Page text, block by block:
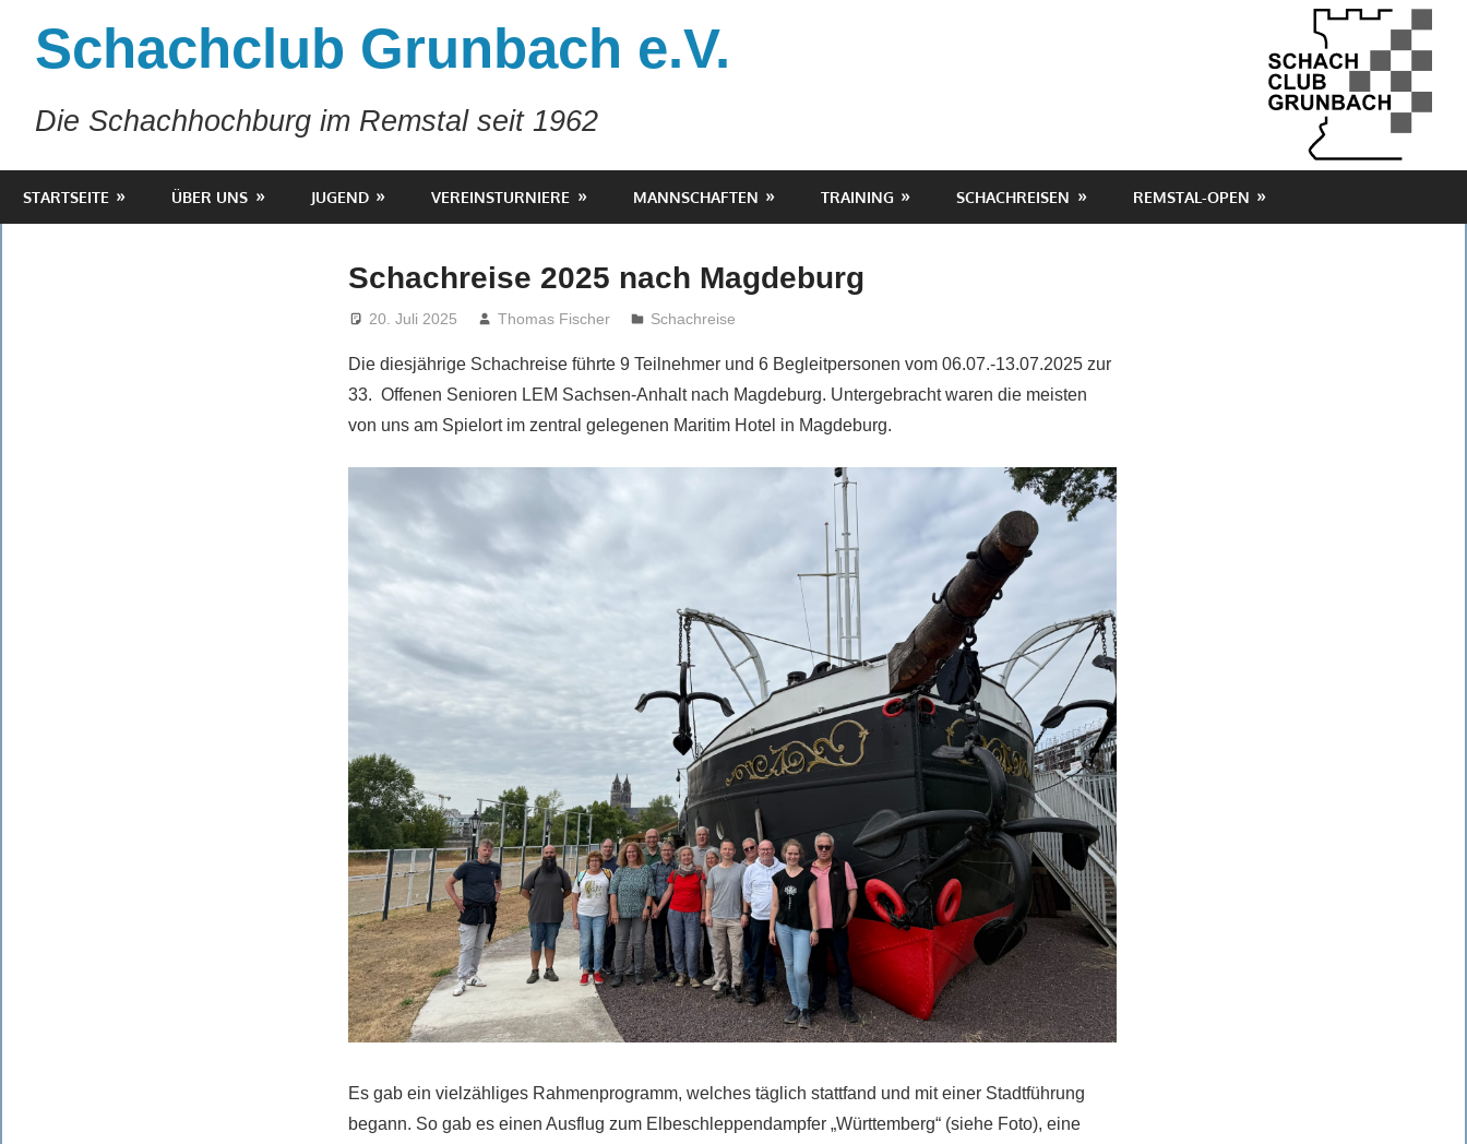
springenSchachclub Grunbach e.V.
Die Schachhochburg im Remstal seit 1962
STARTSEITE ÜBER UNS JUGEND VEREINSTURNIERE MANNSCHAFTEN TRAINING SCHACHREISEN REMSTAL-OPEN
Schachreise 2025 nach Magdeburg
20. Juli 2025 Thomas Fischer Schachreise
Die diesjährige Schachreise führte 9 Teilnehmer und 6 Begleitpersonen vom 06.07.-13.07.2025 zur
33. Offenen Senioren LEM Sachsen-Anhalt nach Magdeburg. Untergebracht waren die meisten
von uns am Spielort im zentral gelegenen Maritim Hotel in Magdeburg.
Es gab ein vielzähliges Rahmenprogramm, welches täglich stattfand und mit einer Stadtführung
begann. So gab es einen Ausflug zum Elbeschleppendampfer „Württemberg“ (siehe Foto), eine